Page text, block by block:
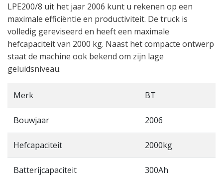
LPE200/8 uit het jaar 2006 kunt u rekenen op een
maximale efficiëntie en productiviteit. De truck is
volledig gereviseerd en heeft een maximale
hefcapaciteit van 2000 kg. Naast het compacte ontwerp
staat de machine ook bekend om zijn lage
geluidsniveau.
Merk BT
Bouwjaar 2006
Hefcapaciteit 2000kg
Batterijcapaciteit 300Ah